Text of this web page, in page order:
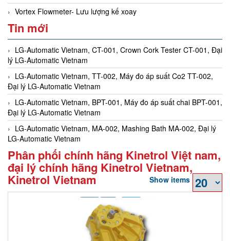
Vortex Flowmeter- Lưu lượng kế xoay
Tin mới
LG-Automatic Vietnam, CT-001, Crown Cork Tester CT-001, Đại
lý LG-Automatic Vietnam
LG-Automatic Vietnam, TT-002, Máy đo áp suất Co2 TT-002,
Đại lý LG-Automatic Vietnam
LG-Automatic Vietnam, BPT-001, Máy đo áp suất chai BPT-001,
Đại lý LG-Automatic Vietnam
LG-Automatic Vietnam, MA-002, Mashing Bath MA-002, Đại lý
LG-Automatic Vietnam
Phân phối chính hãng Kinetrol Việt nam,
đại lý chính hãng Kinetrol Vietnam,
Kinetrol Vietnam Show items